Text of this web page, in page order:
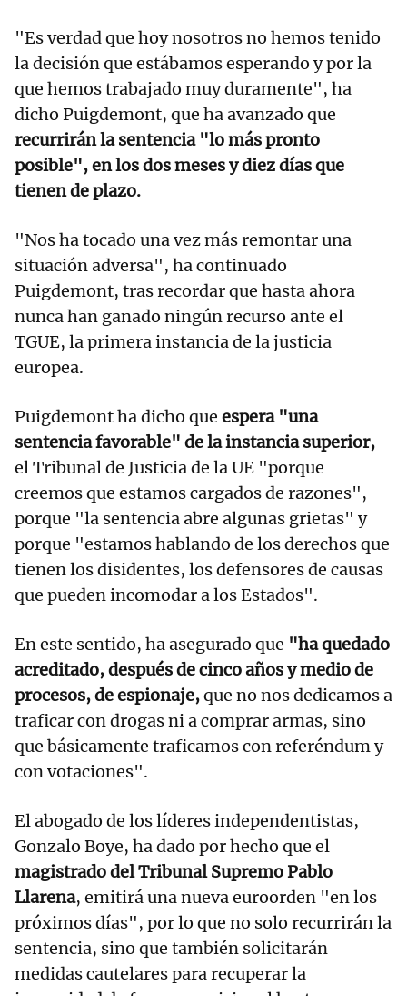
"Es verdad que hoy nosotros no hemos tenido
la decisión que estábamos esperando y por la
que hemos trabajado muy duramente", ha
dicho Puigdemont, que ha avanzado que
recurrirán la sentencia "lo más pronto
posible", en los dos meses y diez días que
tienen de plazo.
"Nos ha tocado una vez más remontar una
situación adversa", ha continuado
Puigdemont, tras recordar que hasta ahora
nunca han ganado ningún recurso ante el
TGUE, la primera instancia de la justicia
europea.
Puigdemont ha dicho que espera "una
sentencia favorable" de la instancia superior,
el Tribunal de Justicia de la UE "porque
creemos que estamos cargados de razones",
porque "la sentencia abre algunas grietas" y
porque "estamos hablando de los derechos que
tienen los disidentes, los defensores de causas
que pueden incomodar a los Estados".
En este sentido, ha asegurado que "ha quedado
acreditado, después de cinco años y medio de
procesos, de espionaje,que no nos dedicamos a
traficar con drogas ni a comprar armas, sino
que básicamente traficamos con referéndum y
con votaciones".
El abogado de los líderes independentistas,
Gonzalo Boye, ha dado por hecho que el
magistrado del Tribunal Supremo Pablo
Llarena, emitirá una nueva euroorden "en los
próximos días", por lo que no solo recurrirán la
sentencia, sino que también solicitarán
medidas cautelares para recuperar la